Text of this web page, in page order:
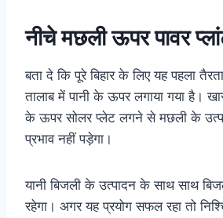
नीचेमछलीऊपर पावर
बता दे कि पूरे बिहार के लिए यह पहला
तालाब में पानी के ऊपर लगाया गया है।
के ऊपर सोलर प्लेट लगने से मछली के
प्रभाव नहीं पड़ेगा।
यानी बिजली के उत्पादन के साथ साथ
रहेगा। अगर यह प्रयोग सफल रहा तो